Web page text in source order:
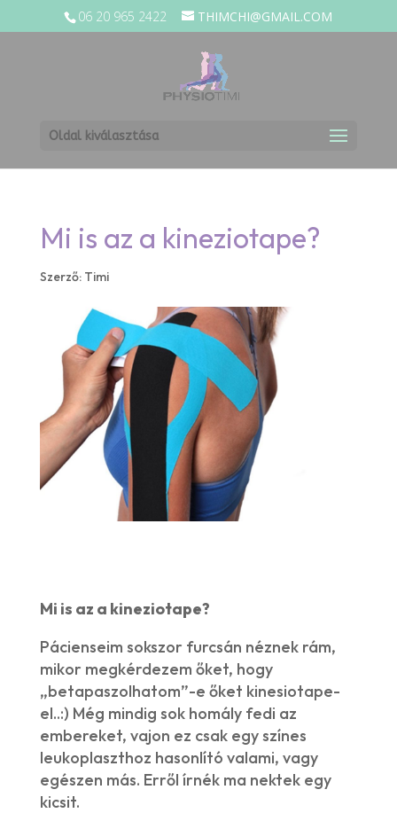
06 20 965 2422 THIMCHI@GMAIL.COM
Oldal kiválasztása
Mi is az a kineziotape?
Szerző: Timi
Mi is az a kineziotape?
Pácienseim sokszor furcsán néznek rám,
mikor megkérdezem őket, hogy
„betapaszolhatom”-e őket kinesiotape-
el..:) Még mindig sok homály fedi az
embereket, vajon ez csak egy színes
leukoplaszthoz hasonlító valami, vagy
egészen más. Erről írnék ma nektek egy
kicsit.